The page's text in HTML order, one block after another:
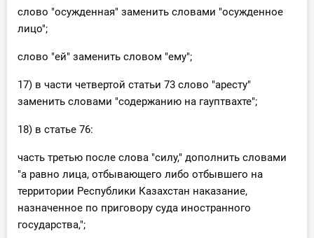
слово "осужденная" заменить словами "осужденное
лицо";
слово "ей" заменить словом "ему";
17) в части четвертой статьи 73 слово "аресту"
заменить словами "содержанию на гауптвахте";
18) в статье 76:
часть третью после слова "силу," дополнить словами
"а равно лица, отбывающего либо отбывшего на
территории Республики Казахстан наказание,
назначенное по приговору суда иностранного
государства,";